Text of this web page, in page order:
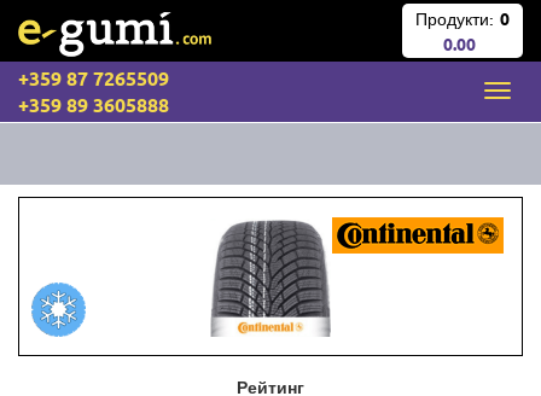
Продукти: 0
0.00
+359 87 7265509
+359 89 3605888
Рейтинг